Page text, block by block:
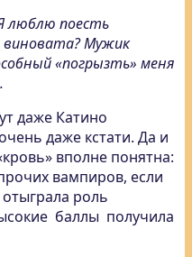
люблю поесть
виновата? Мужик
«погрызть» меня
даже Катино
даже кстати. Да и
вполне понятна:
вампиров, если
роль
баллы получила